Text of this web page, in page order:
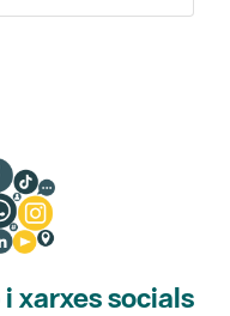
xarxes socials